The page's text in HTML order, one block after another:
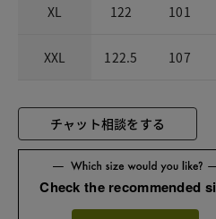
XL 122 101
XXL 122.5 107
チャット相談をする
Check the recommended